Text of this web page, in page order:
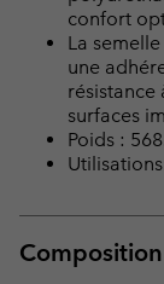
confort
La
une
résistance
surfaces
Poids :
Composition